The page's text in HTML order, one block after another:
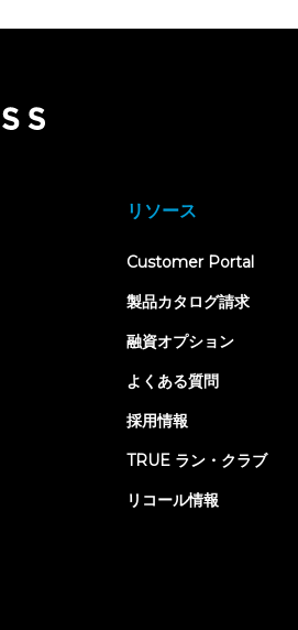
リソース
Customer Portal(opens
製品カタログ請求
融資オプション
よくある質問
採用情報
TRUE ラン・クラブ
リコール情報